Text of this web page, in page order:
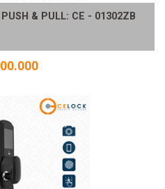
PUSH & PULL: CE - 01302ZB